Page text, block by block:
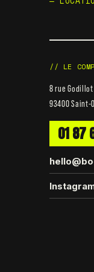
// LE
8 rue Godillot
93400 Saint-
01 87